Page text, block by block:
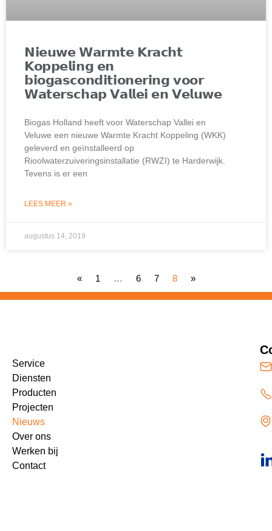
𝗡𝗶𝗲𝘂𝘄𝗲 𝗪𝗮𝗿𝗺𝘁𝗲 𝗞𝗿𝗮𝗰𝗵𝘁
𝗞𝗼𝗽𝗽𝗲𝗹𝗶𝗻𝗴 𝗲𝗻
𝗯𝗶𝗼𝗴𝗮𝘀𝗰𝗼𝗻𝗱𝗶𝘁𝗶𝗼𝗻𝗲𝗿𝗶𝗻𝗴 𝘃𝗼𝗼𝗿
𝗪𝗮𝘁𝗲𝗿𝘀𝗰𝗵𝗮𝗽 𝗩𝗮𝗹𝗹𝗲𝗶 𝗲𝗻 𝗩𝗲𝗹𝘂𝘄𝗲
Biogas Holland heeft voor Waterschap Vallei en
Veluwe een nieuwe Warmte Kracht Koppeling (WKK)
geleverd en geïnstalleerd op
Rioolwaterzuiveringsinstallatie (RWZI) te Harderwijk.
Tevens is er een
LEES MEER »
augustus 14, 2019
« 1 … 6 7 8 »
Service
Diensten
Producten
Projecten
Nieuws
Over ons
Werken bij
Contact